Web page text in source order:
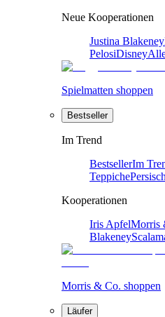
Neue Kooperationen
Justina Blakeney
PelosiDisney
Spielmatten shoppen
Bestseller
Im Trend
BestsellerIm
Teppiche
Kooperationen
Iris ApfelMorris
Blakeney
Morris & Co. shoppen
Läufer